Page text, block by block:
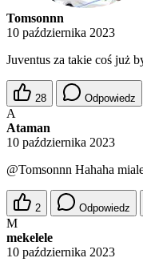
Tomsonnn
10 października 2023
Juventus za takie coś już
28 Odpowiedz
A
Ataman
10 października 2023
@Tomsonnn Hahaha
2 Odpowiedz
M
mekelele
10 października 2023